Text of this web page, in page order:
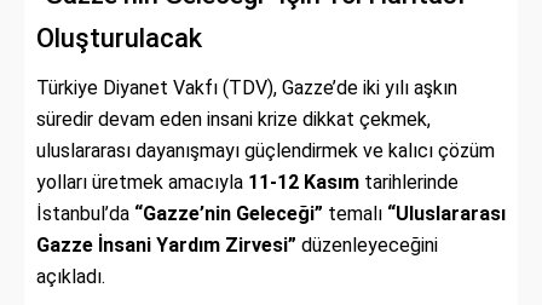
Oluşturulacak
Türkiye Diyanet Vakfı (TDV), Gazze’de iki yılı aşkın
süredir devam eden insani krize dikkat çekmek,
uluslararası dayanışmayı güçlendirmek ve kalıcı çözüm
yolları üretmek amacıyla 11-12 Kasım tarihlerinde
İstanbul’da “Gazze’nin Geleceği” temalı “Uluslararası
Gazze İnsani Yardım Zirvesi” düzenleyeceğini
açıkladı.